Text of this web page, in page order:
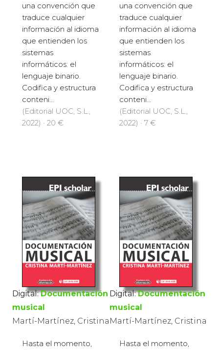
una convención que
traduce cualquier
información al idioma
que entienden los
sistemas
informáticos: el
lenguaje binario.
Codifica y estructura
conteni...
(Editorial UOC, S.L.,
2022) · 20 €
una convención que
traduce cualquier
información al idioma
que entienden los
sistemas
informáticos: el
lenguaje binario.
Codifica y estructura
conteni...
(Editorial UOC, S.L.,
2022) · 7 €
Digital: Documentación
musical
Martí-Martínez, Cristina
Hasta el momento,
Digital: Documentación
musical
Martí-Martínez, Cristina
Hasta el momento,